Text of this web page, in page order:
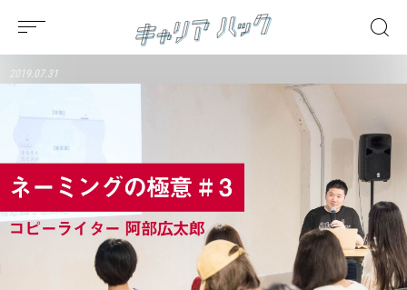
2019.07.31